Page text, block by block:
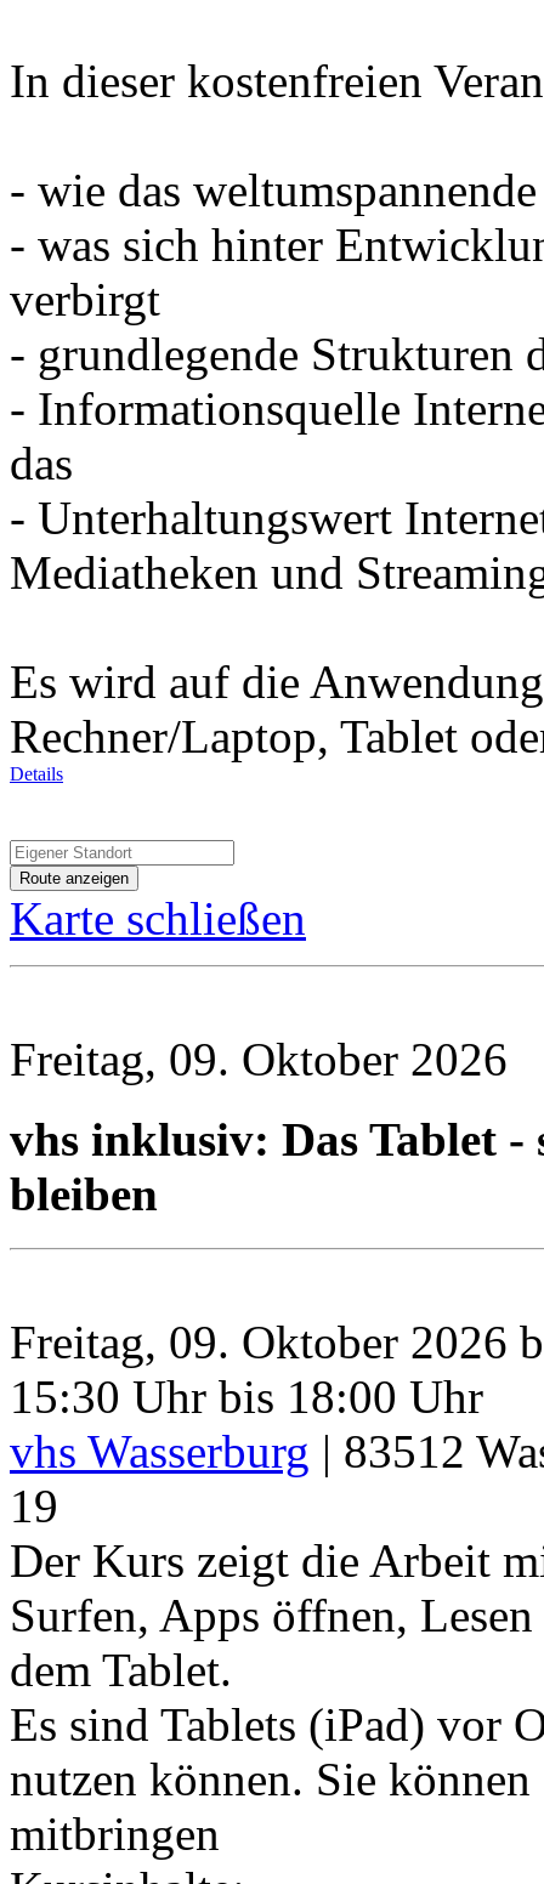
In dieser kostenfreien
- wie das
- was sich hinter
verbirgt
- grundlegende Strukturen
- Informationsquelle
das
- Unterhaltungswert
Mediatheken und
Es wird auf die
Rechner/Laptop, Tablet
Details
Karte schließen
Freitag, 09. Oktober 2026
vhs inklusiv: Das Tablet -
bleiben
Freitag, 09. Oktober 2026
15:30 Uhr bis 18:00 Uhr
vhs Wasserburg | 83512
19
Der Kurs zeigt die Arbeit
Surfen, Apps öffnen,
dem Tablet.
Es sind Tablets (iPad) vor
nutzen können. Sie
mitbringen